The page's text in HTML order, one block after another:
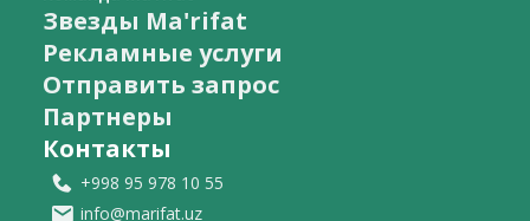
Звезды Ma'rifat
Рекламные услуги
Отправить запрос
Партнеры
Контакты
+998 95 978 10 55
info@marifat.uz